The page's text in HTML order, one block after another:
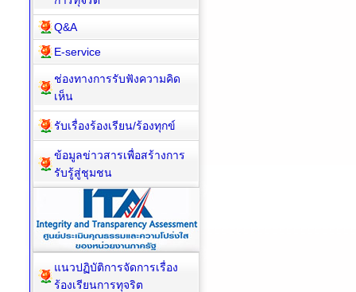
Q&A
E-service
ช่องทางการรับฟังความคิด
เห็น
รับเรื่องร้องเรียน/ร้องทุกข์
ข้อมูลข่าวสารเพื่อสร้างการ
รับรู้สู่ชุมชน
แนวปฏิบัติการจัดการเรื่อง
ร้องเรียนการทุจริต